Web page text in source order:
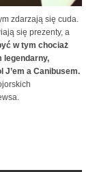
zdarzają się cuda.
się prezenty, a
w tym chociaż
legendarny,
J’em a Canibusem.